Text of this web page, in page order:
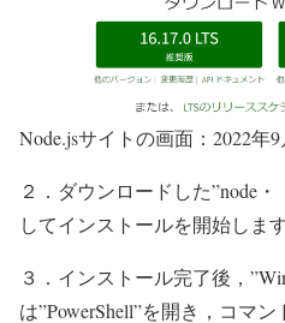
Node.jsサイトの画面：2022年
２．ダウンロードした”node
してインストールを開始します
３．インストール完了後，
は”PowerShell”を開き，コマ